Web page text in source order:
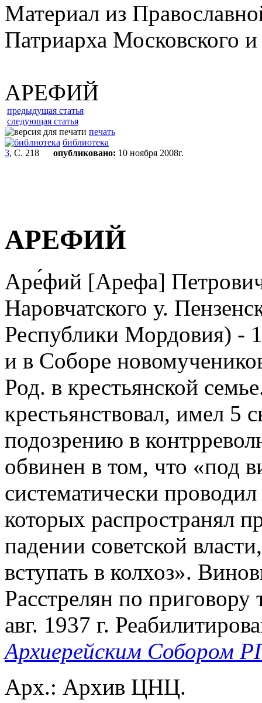
Материал из
Патриарха Московского
АРЕФИЙ
предыдущая статья
следующая статья
печать
библиотека
3, С. 218 опубликовано: 10 ноября 2008г.
АРЕФИЙ
Аре́фий [Арефа]
Наровчатского у.
Республики Мордовия) -
и в Соборе
Род. в крестьянской
крестьянствовал, имел 5
подозрению в
обвинен в том, что «под
систематически
которых распространял
падении советской
вступать в колхоз».
Расстрелян по
авг. 1937 г.
Архиерейским Собором
Арх.: Архив ЦНЦ.